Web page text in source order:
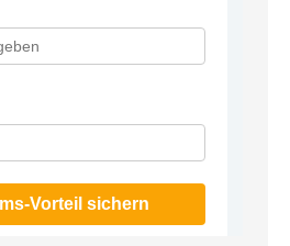
Vorteil sichern